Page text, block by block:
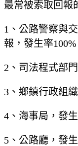
最常被索取回報
1、公路警察與
報，發生率
2、司法程式部
3、鄉鎮行政組
4、海事局，發生
5、公路廳，發